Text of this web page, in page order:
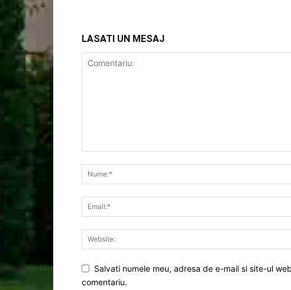
LASATI UN MESAJ
Salvati numele meu, adresa de e-mail si site-ul
comentariu.